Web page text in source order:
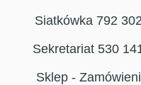
Siatkówka 792
Sekretariat 530
Sklep -